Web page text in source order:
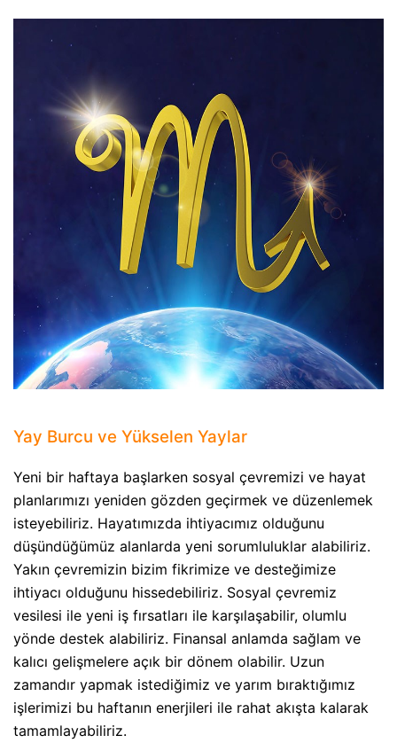
Yay Burcu ve Yükselen Yaylar
Yeni bir haftaya başlarken sosyal çevremizi ve hayat
planlarımızı yeniden gözden geçirmek ve düzenlemek
isteyebiliriz. Hayatımızda ihtiyacımız olduğunu
düşündüğümüz alanlarda yeni sorumluluklar alabiliriz.
Yakın çevremizin bizim fikrimize ve desteğimize
ihtiyacı olduğunu hissedebiliriz. Sosyal çevremiz
vesilesi ile yeni iş fırsatları ile karşılaşabilir, olumlu
yönde destek alabiliriz. Finansal anlamda sağlam ve
kalıcı gelişmelere açık bir dönem olabilir. Uzun
zamandır yapmak istediğimiz ve yarım bıraktığımız
işlerimizi bu haftanın enerjileri ile rahat akışta kalarak
tamamlayabiliriz.